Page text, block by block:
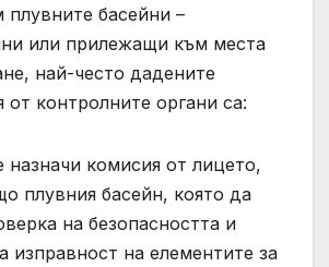
басейни –
или прилежащи към места
най-често дадените
от контролните органи са:
комисия от лицето,
плувния басейн, която да
на безопасността и
изправност на елементите за